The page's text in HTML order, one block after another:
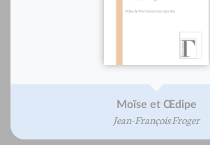
Moïse et Œdipe
Jean-François Froger